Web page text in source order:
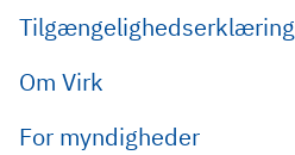
Tilgængelighedserklæring
Om Virk
For myndigheder